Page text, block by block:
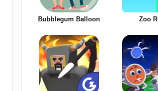
Bubblegum Balloon Zoo